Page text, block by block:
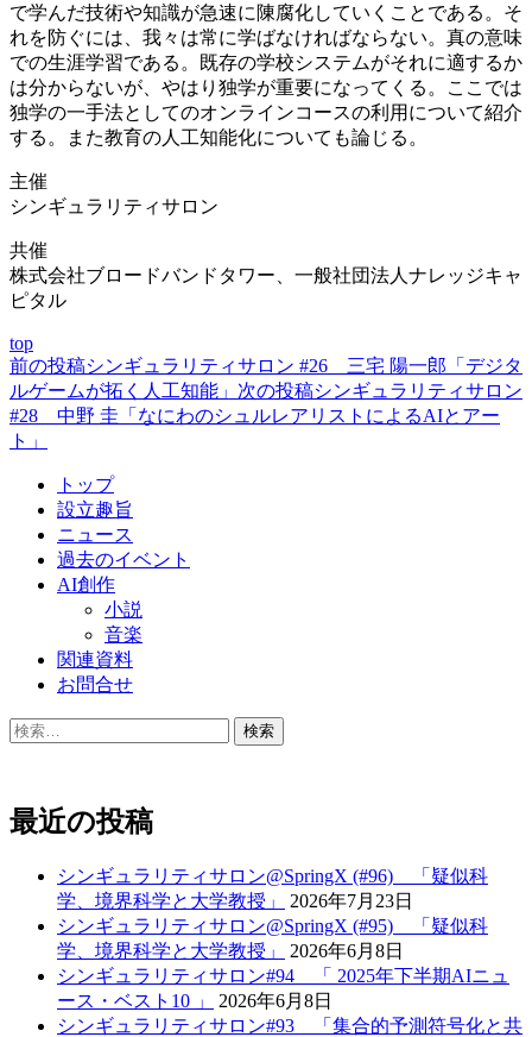
で学んだ技術や知識が急速に陳腐化していくことである。そ
れを防ぐには、我々は常に学ばなければならない。真の意味
での生涯学習である。既存の学校システムがそれに適するか
は分からないが、やはり独学が重要になってくる。ここでは
独学の一手法としてのオンラインコースの利用について紹介
する。また教育の人工知能化についても論じる。
主催
シンギュラリティサロン
共催
株式会社ブロードバンドタワー、一般社団法人ナレッジキャ
ピタル
top
投
稿
ナ
前の投稿シンギュラリティサロン #26 三宅 陽一郎「デジタ
ルゲームが拓く人工知能」 次の投稿シンギュラリティサロン
#28 中野 圭「なにわのシュルレアリストによるAIとアー
ト」
トップ
設立趣旨
ニュース
過去のイベント
AI創作
小説
音楽
関連資料
お問合せ
検
最近の投稿
シンギュラリティサロン@SpringX (#96) 「疑似科
学、境界科学と大学教授」
2026年7月23日
シンギュラリティサロン@SpringX (#95) 「疑似科
学、境界科学と大学教授」
2026年6月8日
シンギュラリティサロン#94 「 2025年下半期AIニュ
ース・ベスト10 」
2026年6月8日
シンギュラリティサロン#93 「集合的予測符号化と共